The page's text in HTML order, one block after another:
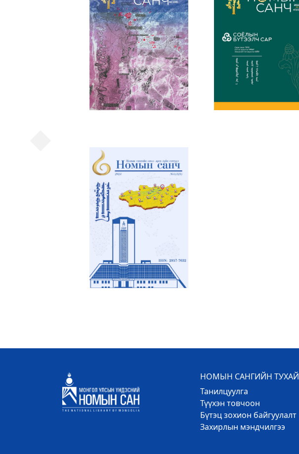
НОМЫН САНГИЙН ТУХАЙ
Танилцуулга
Түүхэн товчоон
Бүтэц зохион байгуулалт
Захирлын мэндчилгээ